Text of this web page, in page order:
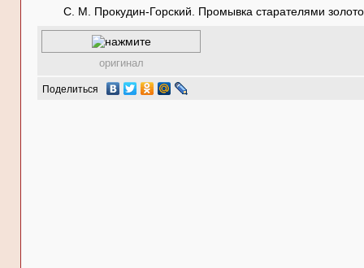
С. М. Прокудин-Горский. Промывка старателями
оригинал
Поделиться